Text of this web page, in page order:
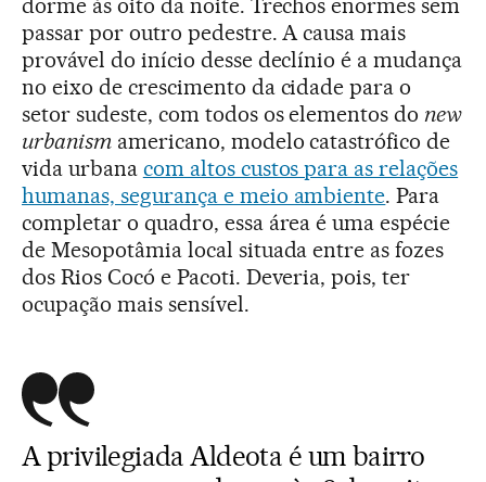
dorme às oito da noite. Trechos enormes sem
passar por outro pedestre. A causa mais
provável do início desse declínio é a mudança
no eixo de crescimento da cidade para o
setor sudeste, com todos os elementos donew
urbanismamericano, modelo catastrófico de
vida urbana com altos custos para as relações
humanas, segurança e meio ambiente. Para
completar o quadro, essa área é uma espécie
de Mesopotâmia local situada entre as fozes
dos Rios Cocó e Pacoti. Deveria, pois, ter
ocupação mais sensível.
A privilegiada Aldeota é um bairro